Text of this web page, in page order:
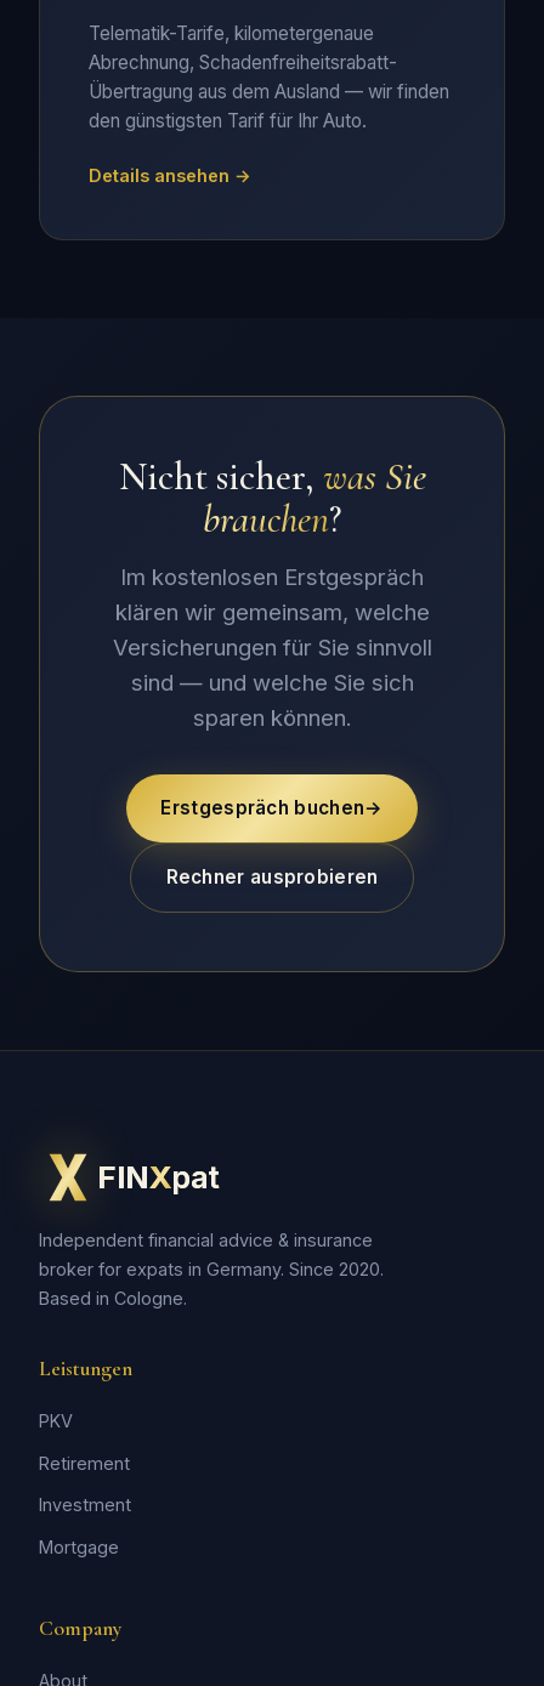
Telematik-Tarife, kilometergenaue
Abrechnung, Schadenfreiheitsrabatt-
Übertragung aus dem Ausland — wir finden
den günstigsten Tarif für Ihr Auto.
Details ansehen →
Nicht sicher, was Sie
brauchen?
Im kostenlosen Erstgespräch
klären wir gemeinsam, welche
Versicherungen für Sie sinnvoll
sind — und welche Sie sich
sparen können.
Erstgespräch buchen→
Rechner ausprobieren
FINXpat
Independent financial advice & insurance
broker for expats in Germany. Since 2020.
Based in Cologne.
Leistungen
PKV
Retirement
Investment
Mortgage
Company
About